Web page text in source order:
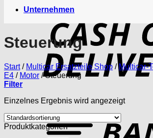
Unternehmen
Steuerung
Start / Multicar Ersatzteile Shop / Multicar-
E4 / Motor /Steuerung
Filter
Einzelnes Ergebnis wird angezeigt
Produktkategorien